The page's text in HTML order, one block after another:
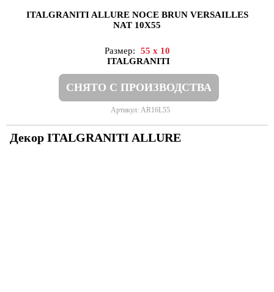
ITALGRANITI ALLURE NOCE BRUN VERSAILLES
NAT 10X55
Размер:
55 x 10
ITALGRANITI
СНЯТО С ПРОИЗВОДСТВА
Артикул: AR16L55
Декор ITALGRANITI ALLURE